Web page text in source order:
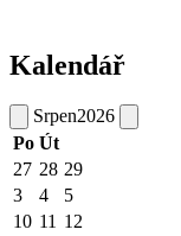
Kalendář
Srpen2026
Po Út
27 28 29
3
4 5
10 11 12